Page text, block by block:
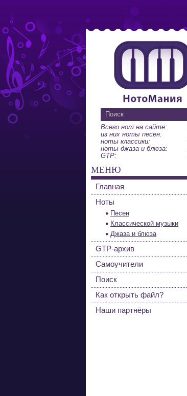
Всего нот на сайте:
из них ноты песен:
ноты классики:
ноты джаза и блюза:
GTP:
МЕНЮ
Главная
Ноты
Песен
Классической музыки
Джаза и блюза
GTP-архив
Самоучители
Поиск
Как открыть файл?
Наши партнёры